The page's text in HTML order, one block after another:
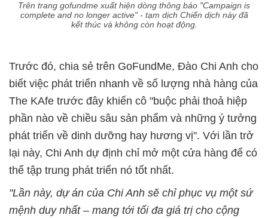
Trên trang gofundme xuất hiện dòng thông báo "Campaign is
complete and no longer active" - tạm dịch Chiến dịch này đã
kết thúc và không còn hoạt động.
Trước đó, chia sẻ trên GoFundMe, Đào Chi Anh cho
biết việc phát triển nhanh về số lượng nhà hàng của
The KAfe trước đây khiến cô "buộc phải thoả hiệp
phần nào về chiều sâu sản phẩm và những ý tưởng
phát triển về dinh dưỡng hay hương vị". Với lần trở
lại này, Chi Anh dự định chỉ mở một cửa hàng để có
thể tập trung phát triển nó tốt nhất.
"Lần này, dự án của Chi Anh sẽ chỉ phục vụ một sứ
mệnh duy nhất – mang tới tối đa giá trị cho cộng